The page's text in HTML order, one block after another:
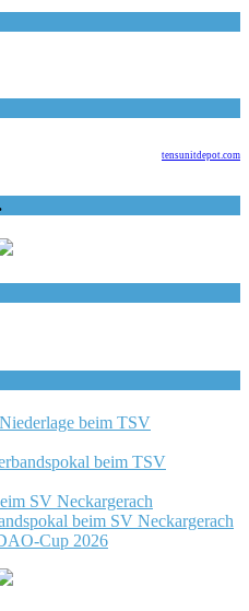
tensunitdepot.com
beim TSV
beim TSV
SV Neckargerach
beim SV Neckargerach
Cup 2026